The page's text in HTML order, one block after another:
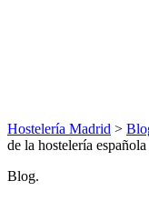
Hostelería Madrid >
de la hostelería española
Blog.